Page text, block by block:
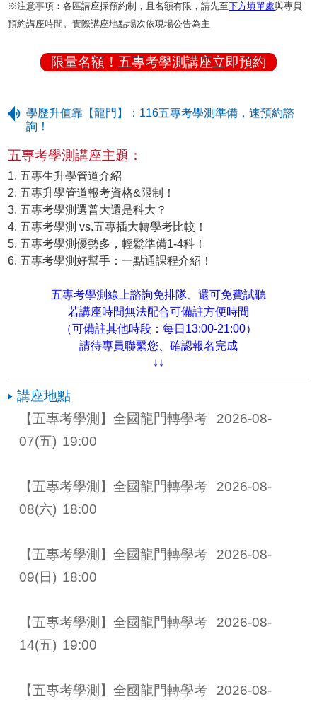
※注意事項：各區講座採預約制，且名額有限，請先至下方填單處與專員
預約講座時間。實際講座地點場次依現場公告為主
限量名額！五專考學測講座立即預約
學歷升值靠【龍門】：116五專考學測準備，速預約諮
詢！
五專考學測講座主題：
1. 五專生升學管道介紹
2. 五專升學管道報考資格&限制！
3. 五專考學測選普大還是科大？
4. 五專考學測 vs.五專插大轉學考比較！
5. 五專考學測優勢多，輕鬆準備1-4科！
6. 五專考學測好幫手：一點通課程介紹！
五專考學測線上諮詢免排隊、還可免費試聽
若講座時間無法配合可備註方便時間
（可備註其他時段：每日13:00-21:00）
請待專員聯繫您、確認報名完成
↓↓
講座地點
【五專考學測】全國龍門轉學考
2026-08-
07(五) 19:00
【五專考學測】全國龍門轉學考
2026-08-
08(六) 18:00
【五專考學測】全國龍門轉學考
2026-08-
09(日) 18:00
【五專考學測】全國龍門轉學考
2026-08-
14(五) 19:00
【五專考學測】全國龍門轉學考
2026-08-